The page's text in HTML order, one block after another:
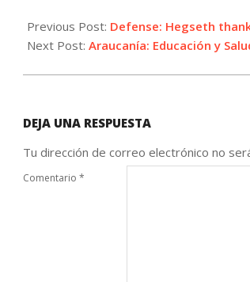
07-
06
Previous Post: Defense: Hegseth
Next Post: Araucanía: Educación y
DEJA UNA RESPUESTA
Tu dirección de correo electrónico no
Comentario *